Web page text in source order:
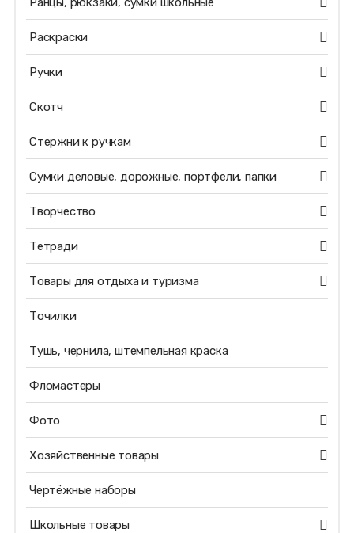
Раскраски
Ручки
Скотч
Стержни к ручкам
Сумки деловые, дорожные, портфели, папки
Творчество
Тетради
Товары для отдыха и туризма
Точилки
Тушь, чернила, штемпельная краска
Фломастеры
Фото
Хозяйственные товары
Чертёжные наборы
Школьные товары